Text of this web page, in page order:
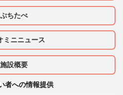
ぷちたぺ
ミニニュース
施設概要
者への情報提供